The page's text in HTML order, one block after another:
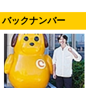
バックナンバー